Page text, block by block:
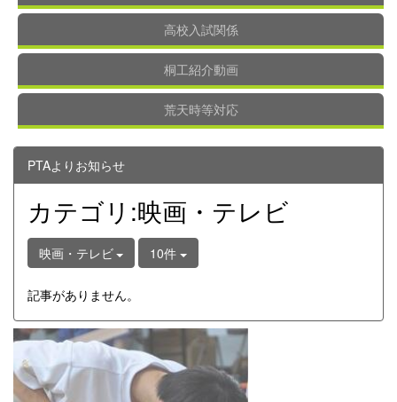
高校入試関係
桐工紹介動画
荒天時等対応
PTAよりお知らせ
カテゴリ:映画・テレビ
映画・テレビ 10件
記事がありません。